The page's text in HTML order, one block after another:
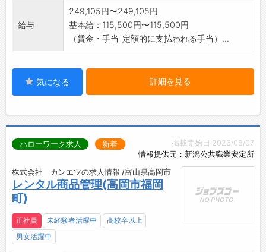
(変更範囲:構内職、事務職)
給与
249,105円〜249,105円
基本給：115,500円〜115,500円
（賃金・手当_定額的に支払われる手当）...
気になる 詳細を見る
掲載開始日:2026/08/07
情報提供元：新潟公共職業安定所
ハローワーク求人 新着
株式会社 カンエツの求人情報 /富山県高岡市
レンタル商品管理(高岡市福岡
町)
正社員 未経験者活躍中
高校卒以上
男女活躍中